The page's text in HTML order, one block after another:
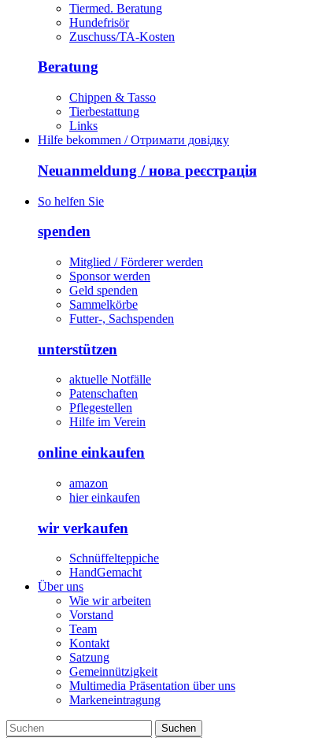
Tiermed. Beratung
Hundefrisör
Zuschuss/TA-Kosten
Beratung
Chippen & Tasso
Tierbestattung
Links
Hilfe bekommen / Отримати довідку
Neuanmeldung / нова реєстрація
So helfen Sie
spenden
Mitglied / Förderer werden
Sponsor werden
Geld spenden
Sammelkörbe
Futter-, Sachspenden
unterstützen
aktuelle Notfälle
Patenschaften
Pflegestellen
Hilfe im Verein
online einkaufen
amazon
hier einkaufen
wir verkaufen
Schnüffelteppiche
HandGemacht
Über uns
Wie wir arbeiten
Vorstand
Team
Kontakt
Satzung
Gemeinnützigkeit
Multimedia Präsentation über uns
Markeneintragung
Suchen